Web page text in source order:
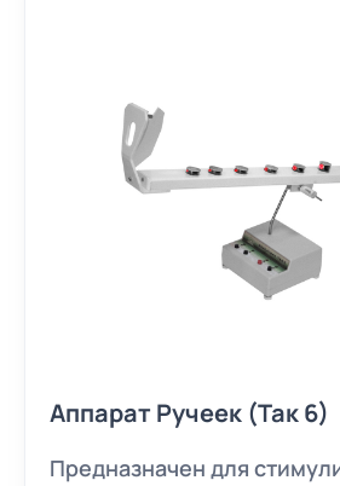
Аппарат Ручеек (Так 6)
Предназначен для